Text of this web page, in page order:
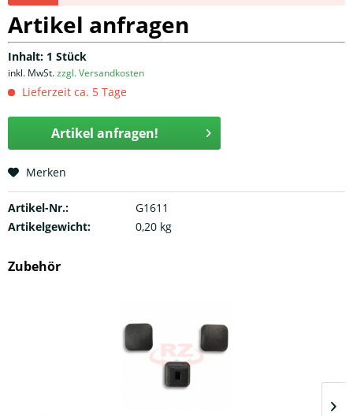
Artikel anfragen
Inhalt: 1 Stück
inkl. MwSt.zzgl. Versandkosten
Lieferzeit ca. 5 Tage
Artikel anfragen!
Merken
Artikel-Nr.:
G1611
Artikelgewicht:
0,20 kg
Zubehör